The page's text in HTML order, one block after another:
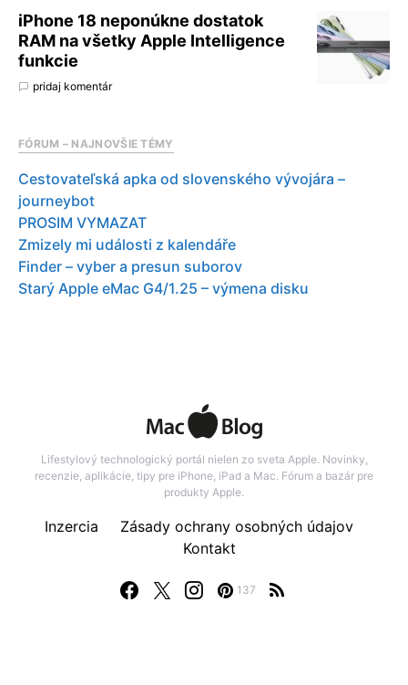
iPhone 18 neponúkne dostatok
RAM na všetky Apple Intelligence
funkcie
pridaj komentár
FÓRUM – NAJNOVŠIE TÉMY
Cestovateľská apka od slovenského vývojára –
journeybot
PROSIM VYMAZAT
Zmizely mi události z kalendáře
Finder – vyber a presun suborov
Starý Apple eMac G4/1.25 – výmena disku
Lifestylový technologický portál nielen zo sveta Apple. Novinky,
recenzie, aplikácie, tipy pre iPhone, iPad a Mac. Fórum a bazár pre
produkty Apple.
137
Inzercia
Zásady ochrany osobných údajov
Kontakt